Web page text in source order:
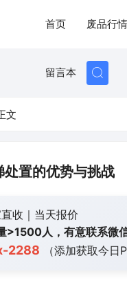
首页 废品行情
留言本
文
置的优势与挑战
收｜当天报价
>1500人，有意联系
2288 （添加获取今日